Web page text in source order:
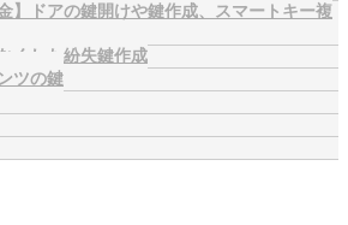
】ドアの鍵開けや鍵作成、スマートキー複
くした紛失鍵作成
ツの鍵